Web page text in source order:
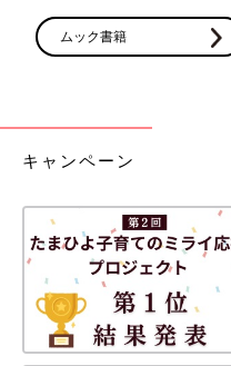
ムック書籍
キャンペーン